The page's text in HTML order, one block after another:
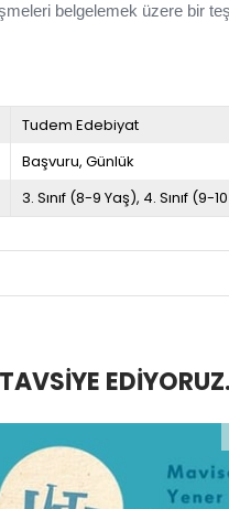
belgelemek üzere
Tudem Edebiyat
Başvuru Günlük
3. Sınıf (8-9 Yaş) 4. Sınıf (9-
EDIYORUZ.